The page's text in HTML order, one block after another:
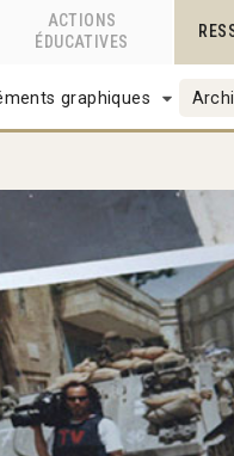
ACTIONS
ÉDUCATIVES
graphiques